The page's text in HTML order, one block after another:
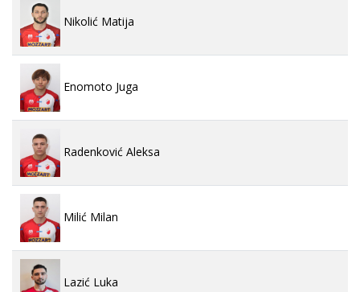
Nikolić Matija
Enomoto Juga
Radenković Aleksa
Milić Milan
Lazić Luka